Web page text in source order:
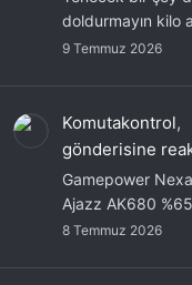
doldurmayın kilo
9 Temmuz 2026
Komutakontrol,
gönderisine
Gamepower
Ajazz AK680 %65
8 Temmuz 2026